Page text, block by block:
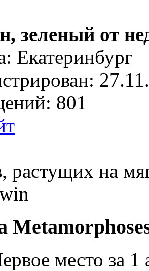
зеленый от
Екатеринбург
801
растущих на
место за